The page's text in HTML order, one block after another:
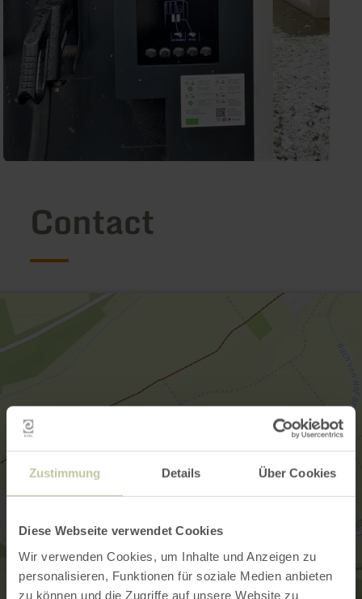
Zustimmung Details Über Cookies
Diese Webseite verwendet Cookies
Wir verwenden Cookies, um Inhalte und Anzeigen zu
personalisieren, Funktionen für soziale Medien anbieten
zu können und die Zugriffe auf unsere Website zu
Contact